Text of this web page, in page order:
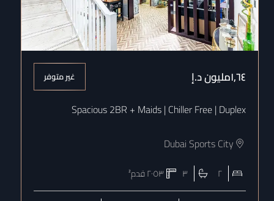
١٫٦٤مليون د.إ غير متوفر
Spacious 2BR + Maids | Chiller Free | Duplex
Dubai Sports City
٢ ٣ ٢٠٥٣قدم²